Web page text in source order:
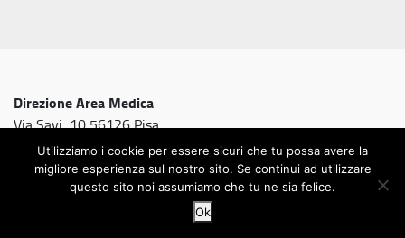
Direzione Area Medica
Via Savi, 10 56126 Pisa
Utilizziamo i cookie per essere sicuri che tu possa avere la
migliore esperienza sul nostro sito. Se continui ad utilizzare
questo sito noi assumiamo che tu ne sia felice.
Ok